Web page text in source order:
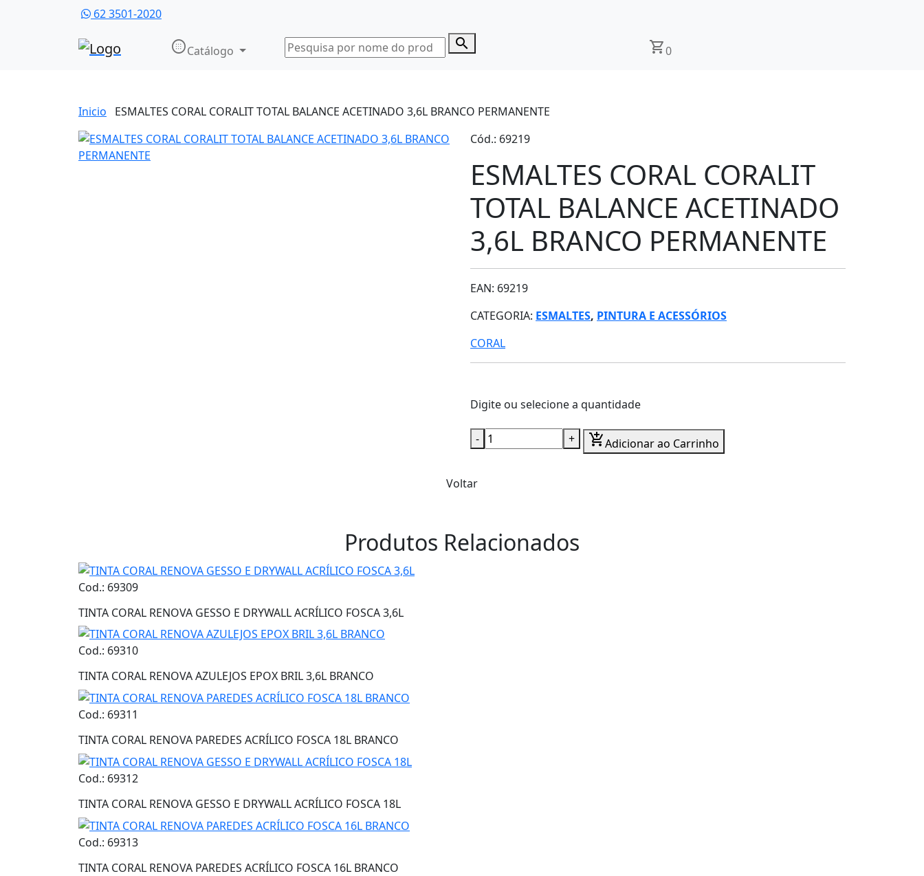
62 3501-2020
nest_secure_alarmCatálogo search shopping_cart0
Inicio
ESMALTES CORAL CORALIT TOTAL BALANCE ACETINADO 3,6L BRANCO PERMANENTE
Cód.: 69219
ESMALTES CORAL CORALIT
TOTAL BALANCE ACETINADO
3,6L BRANCO PERMANENTE
EAN: 69219
CATEGORIA: ESMALTES, PINTURA E ACESSÓRIOS
CORAL
Digite ou selecione a quantidade
- + add_shopping_cartAdicionar ao Carrinho
Voltar
Produtos Relacionados
Cod.: 69309
TINTA CORAL RENOVA GESSO E DRYWALL ACRÍLICO FOSCA 3,6L
Cod.: 69310
TINTA CORAL RENOVA AZULEJOS EPOX BRIL 3,6L BRANCO
Cod.: 69311
TINTA CORAL RENOVA PAREDES ACRÍLICO FOSCA 18L BRANCO
Cod.: 69312
TINTA CORAL RENOVA GESSO E DRYWALL ACRÍLICO FOSCA 18L
Cod.: 69313
TINTA CORAL RENOVA PAREDES ACRÍLICO FOSCA 16L BRANCO